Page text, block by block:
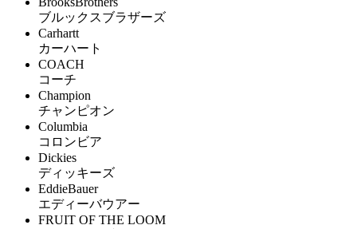
ブルックスブラザーズ
Carhartt
カーハート
COACH
コーチ
Champion
チャンピオン
Columbia
コロンビア
Dickies
ディッキーズ
EddieBauer
エディーバウアー
FRUIT OF THE LOOM